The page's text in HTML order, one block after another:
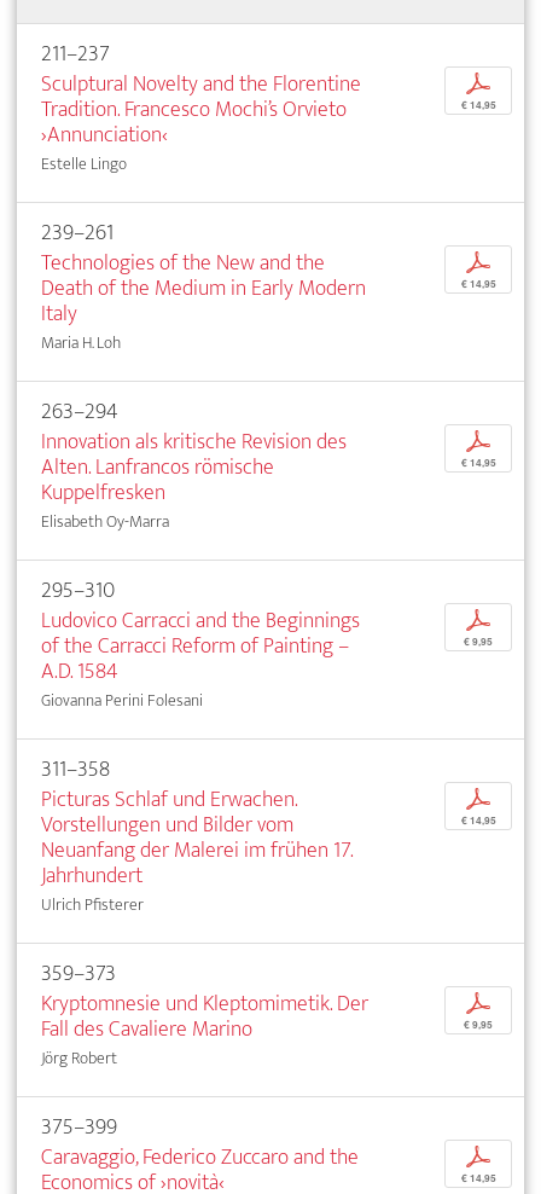
211–237
Sculptural Novelty and the Florentine
Tradition. Francesco Mochi’s Orvieto
›Annunciation‹
Estelle Lingo
p
€ 14,95
239–261
Technologies of the New and the
Death of the Medium in Early Modern
Italy
Maria H. Loh
p
€ 14,95
263–294
Innovation als kritische Revision des
Alten. Lanfrancos römische
Kuppelfresken
Elisabeth Oy-Marra
p
€ 14,95
295–310
Ludovico Carracci and the Beginnings
of the Carracci Reform of Painting –
A.D. 1584
Giovanna Perini Folesani
p
€ 9,95
311–358
Picturas Schlaf und Erwachen.
Vorstellungen und Bilder vom
Neuanfang der Malerei im frühen 17.
Jahrhundert
Ulrich Pfisterer
p
€ 14,95
359–373
Kryptomnesie und Kleptomimetik. Der
Fall des Cavaliere Marino
Jörg Robert
p
€ 9,95
375–399
Caravaggio, Federico Zuccaro and the
Economics of ›novità‹
p
€ 14,95